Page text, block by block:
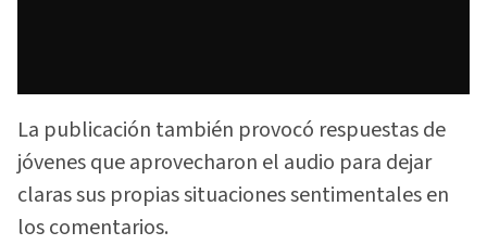
La publicación también provocó respuestas de
jóvenes que aprovecharon el audio para dejar
claras sus propias situaciones sentimentales en
los comentarios.